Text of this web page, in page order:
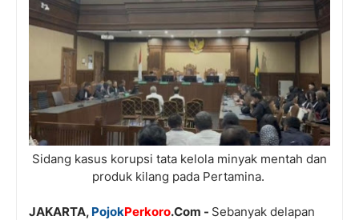
Sidang kasus korupsi tata kelola minyak mentah dan
produk kilang pada Pertamina.
JAKARTA, PojokPerkoro.Com - Sebanyak delapan